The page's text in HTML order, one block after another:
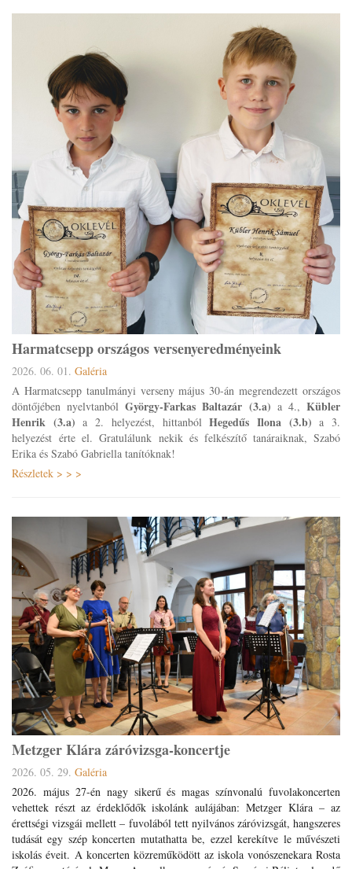
Harmatcsepp országos versenyeredményeink
2026. 06. 01. Galéria
A Harmatcsepp tanulmányi verseny május 30-án megrendezett országos
döntőjében nyelvtanbólGyörgy-Farkas Baltazár (3.a) a 4.,Kübler
Henrik (3.a) a 2. helyezést, hittanbólHegedűs Ilona (3.b) a 3.
helyezést érte el. Gratulálunk nekik és felkészítő tanáraiknak, Szabó
Erika és Szabó Gabriella tanítóknak!
Részletek > > >
Metzger Klára záróvizsga-koncertje
2026. 05. 29. Galéria
2026. május 27-én nagy sikerű és magas színvonalú fuvolakoncerten
vehettek részt az érdeklődők iskolánk aulájában: Metzger Klára – az
érettségi vizsgái mellett – fuvolából tett nyilvános záróvizsgát, hangszeres
tudását egy szép koncerten mutathatta be, ezzel kerekítve le művészeti
iskolás éveit. A koncerten közreműködött az iskola vonószenekara Rosta